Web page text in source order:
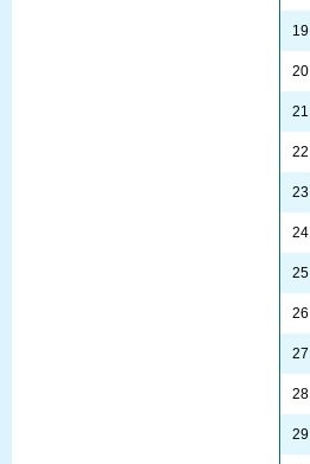
19
20
21
22
23
24
25
26
27
28
29